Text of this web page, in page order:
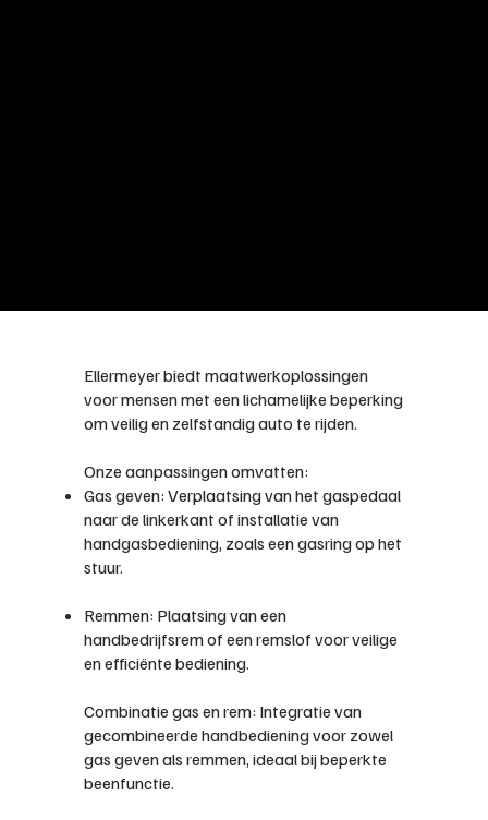
Ellermeyer biedt maatwerkoplossingen
voor mensen met een lichamelijke beperking
om veilig en zelfstandig auto te rijden.
Onze aanpassingen omvatten:
Gas geven: Verplaatsing van het gaspedaal
naar de linkerkant of installatie van
handgasbediening, zoals een gasring op het
stuur.
Remmen: Plaatsing van een
handbedrijfsrem of een remslof voor veilige
en efficiënte bediening.
Combinatie gas en rem: Integratie van
gecombineerde handbediening voor zowel
gas geven als remmen, ideaal bij beperkte
beenfunctie.